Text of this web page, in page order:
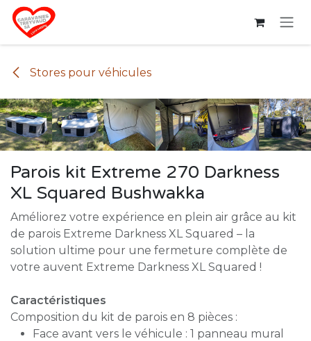
Se rendre au contenu
Stores pour véhicules
Parois kit Extreme 270 Darkness
XL Squared Bushwakka
Améliorez votre expérience en plein air grâce au kit
de parois Extreme Darkness XL Squared – la
solution ultime pour une fermeture complète de
votre auvent Extreme Darkness XL Squared !
Caractéristiques
Composition du kit de parois en 8 pièces :
Face avant vers le véhicule : 1 panneau mural